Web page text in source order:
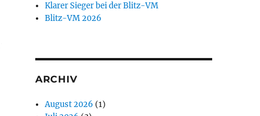
Klarer Sieger bei der Blitz-VM
Blitz-VM 2026
ARCHIV
August 2026 (1)